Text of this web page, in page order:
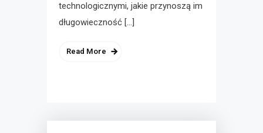
technologicznymi, jakie przynoszą im
długowieczność […]
Read More